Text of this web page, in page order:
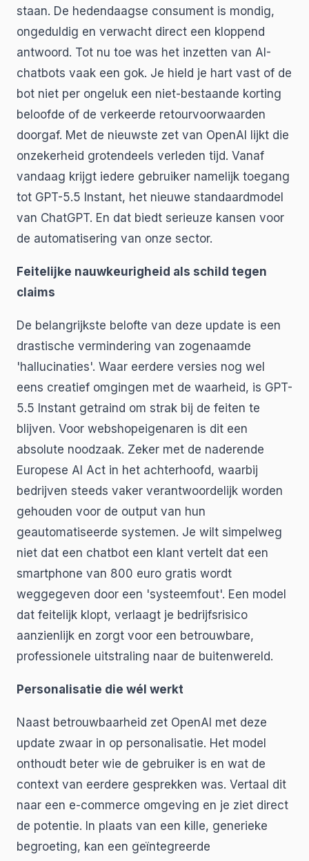
staan. De hedendaagse consument is mondig,
ongeduldig en verwacht direct een kloppend
antwoord. Tot nu toe was het inzetten van AI-
chatbots vaak een gok. Je hield je hart vast of de
bot niet per ongeluk een niet-bestaande korting
beloofde of de verkeerde retourvoorwaarden
doorgaf. Met de nieuwste zet van OpenAI lijkt die
onzekerheid grotendeels verleden tijd. Vanaf
vandaag krijgt iedere gebruiker namelijk toegang
tot GPT-5.5 Instant, het nieuwe standaardmodel
van ChatGPT. En dat biedt serieuze kansen voor
de automatisering van onze sector.
Feitelijke nauwkeurigheid als schild tegen
claims
De belangrijkste belofte van deze update is een
drastische vermindering van zogenaamde
'hallucinaties'. Waar eerdere versies nog wel
eens creatief omgingen met de waarheid, is GPT-
5.5 Instant getraind om strak bij de feiten te
blijven. Voor webshopeigenaren is dit een
absolute noodzaak. Zeker met de naderende
Europese AI Act in het achterhoofd, waarbij
bedrijven steeds vaker verantwoordelijk worden
gehouden voor de output van hun
geautomatiseerde systemen. Je wilt simpelweg
niet dat een chatbot een klant vertelt dat een
smartphone van 800 euro gratis wordt
weggegeven door een 'systeemfout'. Een model
dat feitelijk klopt, verlaagt je bedrijfsrisico
aanzienlijk en zorgt voor een betrouwbare,
professionele uitstraling naar de buitenwereld.
Personalisatie die wél werkt
Naast betrouwbaarheid zet OpenAI met deze
update zwaar in op personalisatie. Het model
onthoudt beter wie de gebruiker is en wat de
context van eerdere gesprekken was. Vertaal dit
naar een e-commerce omgeving en je ziet direct
de potentie. In plaats van een kille, generieke
begroeting, kan een geïntegreerde